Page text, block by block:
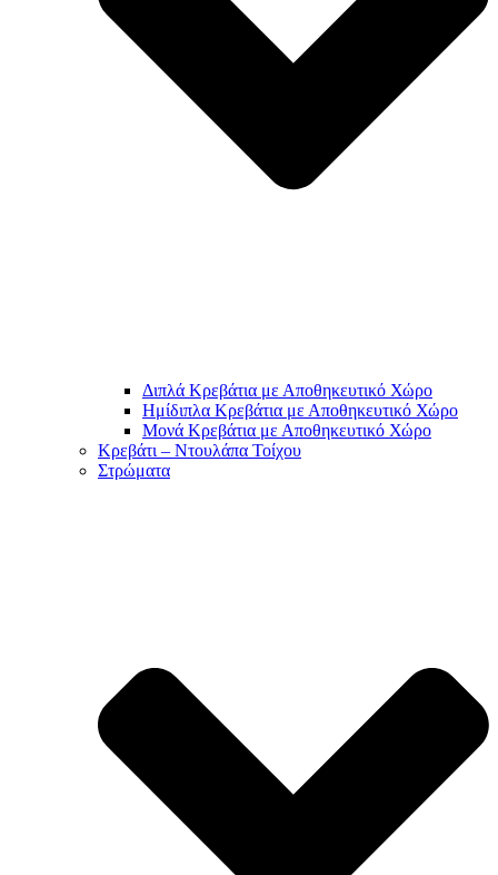
Διπλά Κρεβάτια με Αποθηκευτικό Χώρο
Ημίδιπλα Κρεβάτια με Αποθηκευτικό Χώρο
Μονά Κρεβάτια με Αποθηκευτικό Χώρο
Κρεβάτι – Ντουλάπα Τοίχου
Στρώματα